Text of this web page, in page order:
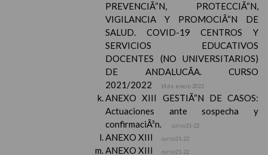
PREVENCIÃ“N, PROTECCIÃ“N,
VIGILANCIA Y PROMOCIÃ“N DE
SALUD. COVID-19 CENTROS Y
SERVICIOS EDUCATIVOS
DOCENTES (NO UNIVERSITARIOS)
DE ANDALUCÃA. CURSO
2021/2022
14 de enero 2022
ANEXO XIII GESTIÃ“N DE CASOS:
Actuaciones ante sospecha y
confirmaciÃ³n.
curso21-22
ANEXO XIII curso21-22
ANEXO XIII curso21-22